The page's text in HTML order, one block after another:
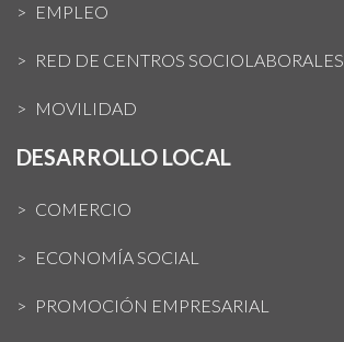
EMPLEO
RED DE CENTROS SOCIOLABORALES
MOVILIDAD
DESARROLLO LOCAL
COMERCIO
ECONOMÍA SOCIAL
PROMOCIÓN EMPRESARIAL